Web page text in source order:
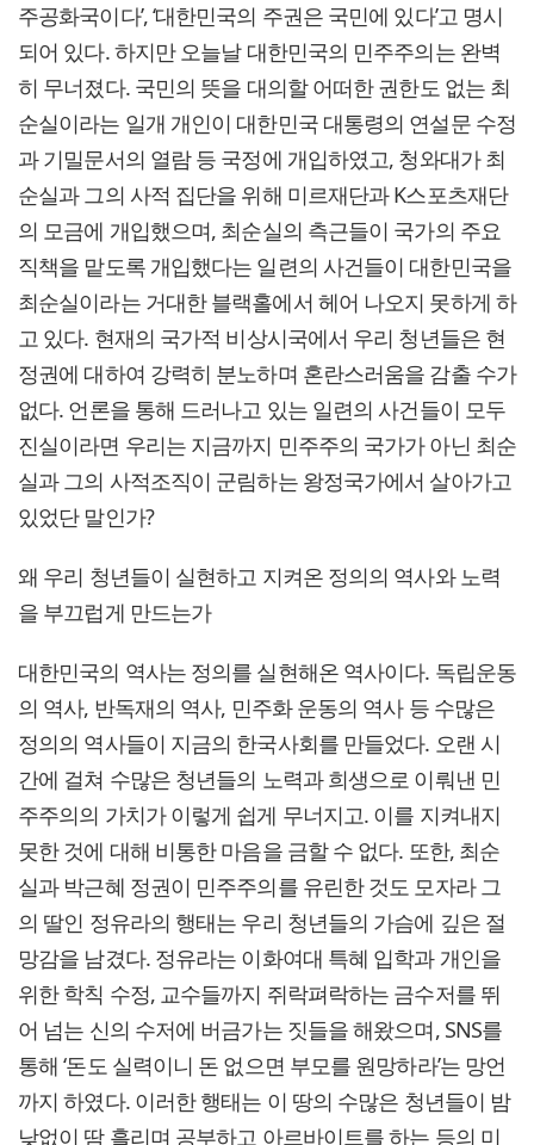
주공화국이다’, ‘대한민국의 주권은 국민에 있다’고 명시
되어 있다. 하지만 오늘날 대한민국의 민주주의는 완벽
히 무너졌다. 국민의 뜻을 대의할 어떠한 권한도 없는 최
순실이라는 일개 개인이 대한민국 대통령의 연설문 수정
과 기밀문서의 열람 등 국정에 개입하였고, 청와대가 최
순실과 그의 사적 집단을 위해 미르재단과 K스포츠재단
의 모금에 개입했으며, 최순실의 측근들이 국가의 주요
직책을 맡도록 개입했다는 일련의 사건들이 대한민국을
최순실이라는 거대한 블랙홀에서 헤어 나오지 못하게 하
고 있다. 현재의 국가적 비상시국에서 우리 청년들은 현
정권에 대하여 강력히 분노하며 혼란스러움을 감출 수가
없다. 언론을 통해 드러나고 있는 일련의 사건들이 모두
진실이라면 우리는 지금까지 민주주의 국가가 아닌 최순
실과 그의 사적조직이 군림하는 왕정국가에서 살아가고
있었단 말인가?
왜 우리 청년들이 실현하고 지켜온 정의의 역사와 노력
을 부끄럽게 만드는가
대한민국의 역사는 정의를 실현해온 역사이다. 독립운동
의 역사, 반독재의 역사, 민주화 운동의 역사 등 수많은
정의의 역사들이 지금의 한국사회를 만들었다. 오랜 시
간에 걸쳐 수많은 청년들의 노력과 희생으로 이뤄낸 민
주주의의 가치가 이렇게 쉽게 무너지고. 이를 지켜내지
못한 것에 대해 비통한 마음을 금할 수 없다. 또한, 최순
실과 박근혜 정권이 민주주의를 유린한 것도 모자라 그
의 딸인 정유라의 행태는 우리 청년들의 가슴에 깊은 절
망감을 남겼다. 정유라는 이화여대 특혜 입학과 개인을
위한 학칙 수정, 교수들까지 쥐락펴락하는 금수저를 뛰
어 넘는 신의 수저에 버금가는 짓들을 해왔으며, SNS를
통해 ‘돈도 실력이니 돈 없으면 부모를 원망하라’는 망언
까지 하였다. 이러한 행태는 이 땅의 수많은 청년들이 밤
낮없이 땀 흘리며 공부하고 아르바이트를 하는 등의 미